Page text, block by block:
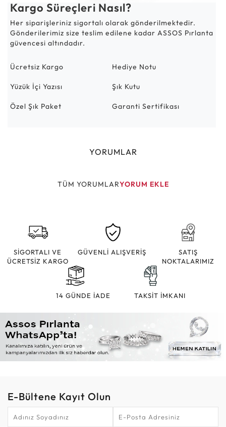
Kargo Süreçleri Nasıl?
Her siparişleriniz sigortalı olarak gönderilmektedir.
Gönderilerimiz size teslim edilene kadar ASSOS Pırlanta
güvencesi altındadır.
Ücretsiz Kargo Hediye Notu
Yüzük İçi Yazısı Şık Kutu
Özel Şık Paket Garanti Sertifikası
YORUMLAR
TÜM YORUMLARYORUM EKLE
SİGORTALI VE
ÜCRETSİZ KARGO
GÜVENLİ ALIŞVERİŞ
SATIŞ
NOKTALARIMIZ
14 GÜNDE İADE TAKSİT İMKANI
E-Bültene Kayıt Olun